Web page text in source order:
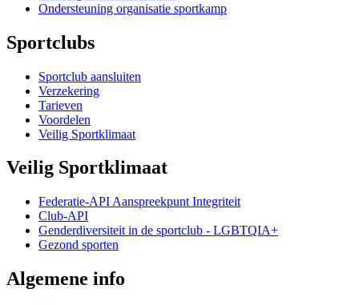
Ondersteuning organisatie sportkamp
Sportclubs
Sportclub aansluiten
Verzekering
Tarieven
Voordelen
Veilig Sportklimaat
Veilig Sportklimaat
Federatie-API Aanspreekpunt Integriteit
Club-API
Genderdiversiteit in de sportclub - LGBTQIA+
Gezond sporten
Algemene info